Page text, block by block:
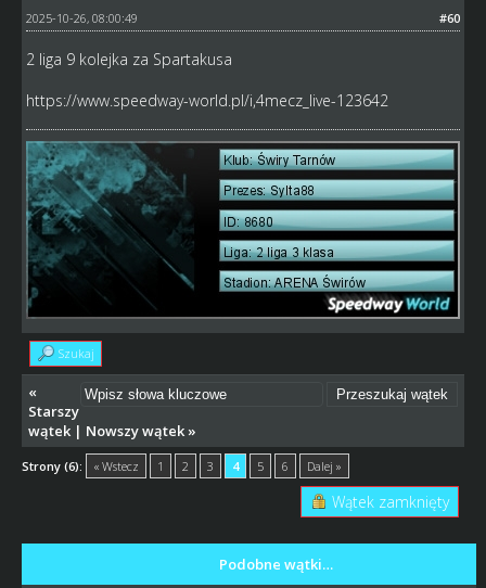
#60
2025-10-26, 08:00:49
2 liga 9 kolejka za Spartakusa
https://www.speedway-world.pl/i,4mecz_live-123642
Szukaj
«
Starszy
wątek| Nowszy wątek»
Strony (6): « Wstecz 1 2 3 4 5 6 Dalej »
Wątek zamknięty
Podobne wątki…